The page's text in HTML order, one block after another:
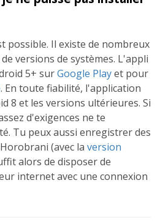
possible. Il existe de nombreux
versions de systèmes. L'appli
5+ surGoogle Playet pour
. En toute fiabilité, l'application
8 et les versions ultérieures. Si
d'exigences ne te
Tu peux aussi enregistrer des
(avec la version
alors de disposer de
internet avec une connexion